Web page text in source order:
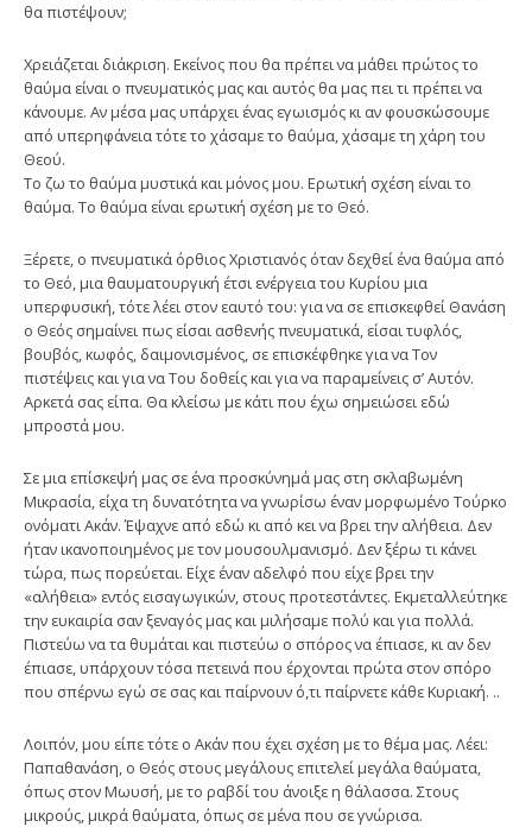
θα πιστέψουν;
Χρειάζεται διάκριση. Εκείνος που θα πρέπει να μάθει πρώτος το
θαύμα είναι ο πνευματικός μας και αυτός θα μας πει τι πρέπει να
κάνουμε. Αν μέσα μας υπάρχει ένας εγωισμός κι αν φουσκώσουμε
από υπερηφάνεια τότε το χάσαμε το θαύμα, χάσαμε τη χάρη του
Θεού.
Το ζω το θαύμα μυστικά και μόνος μου. Ερωτική σχέση είναι το
θαύμα. Το θαύμα είναι ερωτική σχέση με το Θεό.
Ξέρετε, ο πνευματικά όρθιος Χριστιανός όταν δεχθεί ένα θαύμα από
το Θεό, μια θαυματουργική έτσι ενέργεια του Κυρίου μια
υπερφυσική, τότε λέει στον εαυτό του: για να σε επισκεφθεί Θανάση
ο Θεός σημαίνει πως είσαι ασθενής πνευματικά, είσαι τυφλός,
βουβός, κωφός, δαιμονισμένος, σε επισκέφθηκε για να Τον
πιστέψεις και για να Του δοθείς και για να παραμείνεις σ’ Αυτόν.
Αρκετά σας είπα. Θα κλείσω με κάτι που έχω σημειώσει εδώ
μπροστά μου.
Σε μια επίσκεψή μας σε ένα προσκύνημά μας στη σκλαβωμένη
Μικρασία, είχα τη δυνατότητα να γνωρίσω έναν μορφωμένο Τούρκο
ονόματι Ακάν. Έψαχνε από εδώ κι από κει να βρει την αλήθεια. Δεν
ήταν ικανοποιημένος με τον μουσουλμανισμό. Δεν ξέρω τι κάνει
τώρα, πως πορεύεται. Είχε έναν αδελφό που είχε βρει την
«αλήθεια» εντός εισαγωγικών, στους προτεστάντες. Εκμεταλλεύτηκε
την ευκαιρία σαν ξεναγός μας και μιλήσαμε πολύ και για πολλά.
Πιστεύω να τα θυμάται και πιστεύω ο σπόρος να έπιασε, κι αν δεν
έπιασε, υπάρχουν τόσα πετεινά που έρχονται πρώτα στον σπόρο
που σπέρνω εγώ σε σας και παίρνουν ό,τι παίρνετε κάθε Κυριακή. ..
Λοιπόν, μου είπε τότε ο Ακάν που έχει σχέση με το θέμα μας. Λέει:
Παπαθανάση, ο Θεός στους μεγάλους επιτελεί μεγάλα θαύματα,
όπως στον Μωυσή, με το ραβδί του άνοιξε η θάλασσα. Στους
μικρούς, μικρά θαύματα, όπως σε μένα που σε γνώρισα.